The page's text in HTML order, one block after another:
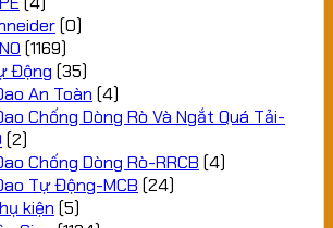
(0)
(1169)
Động (35)
An Toàn (4)
Chống Dòng Rò Và Ngắt Quá Tải-
(2)
Chống Dòng Rò-RRCB (4)
Tự Động-MCB (24)
kiện (5)